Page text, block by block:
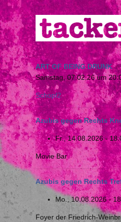
Direkt
zum
Inhalt
ART OF BEING DRUNK
Samstag, 07.02.26 um
Schopf2
Azubis gegen Rechts
Fr., 14.08.2026 -
Movie Bar
Azubis gegen Rechts
Mo., 10.08.2026 -
Foyer der Friedrich-